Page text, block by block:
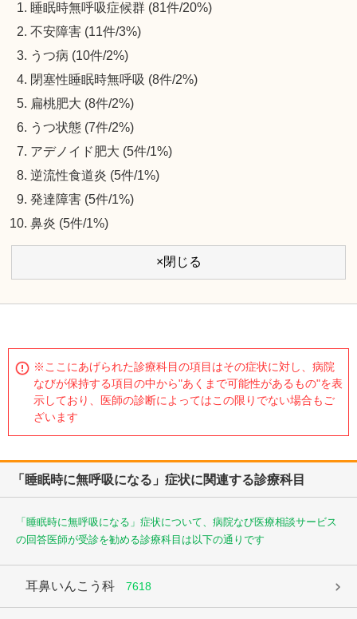
睡眠時無呼吸症候群 (81件/20%)
不安障害 (11件/3%)
うつ病 (10件/2%)
閉塞性睡眠時無呼吸 (8件/2%)
扁桃肥大 (8件/2%)
うつ状態 (7件/2%)
アデノイド肥大 (5件/1%)
逆流性食道炎 (5件/1%)
発達障害 (5件/1%)
鼻炎 (5件/1%)
×閉じる
※ここにあげられた診療科目の項目はその症状に対し、病院
なびが保持する項目の中から"あくまで可能性があるもの"を表
示しており、医師の診断によってはこの限りでない場合もご
ざいます
「睡眠時に無呼吸になる」症状に関連する診療科目
「睡眠時に無呼吸になる」症状について、病院なび医療相談サービス
の回答医師が受診を勧める診療科目は以下の通りです
耳鼻いんこう科 7618